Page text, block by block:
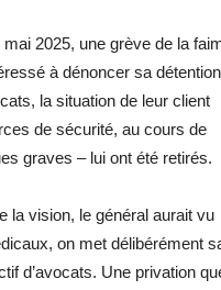
2025, une grève de la
à dénoncer sa détention
la situation de leur client
de sécurité, au cours de
graves – lui ont été retirés.
la vision, le général aurait vu
on met délibérément
d’avocats. Une privation